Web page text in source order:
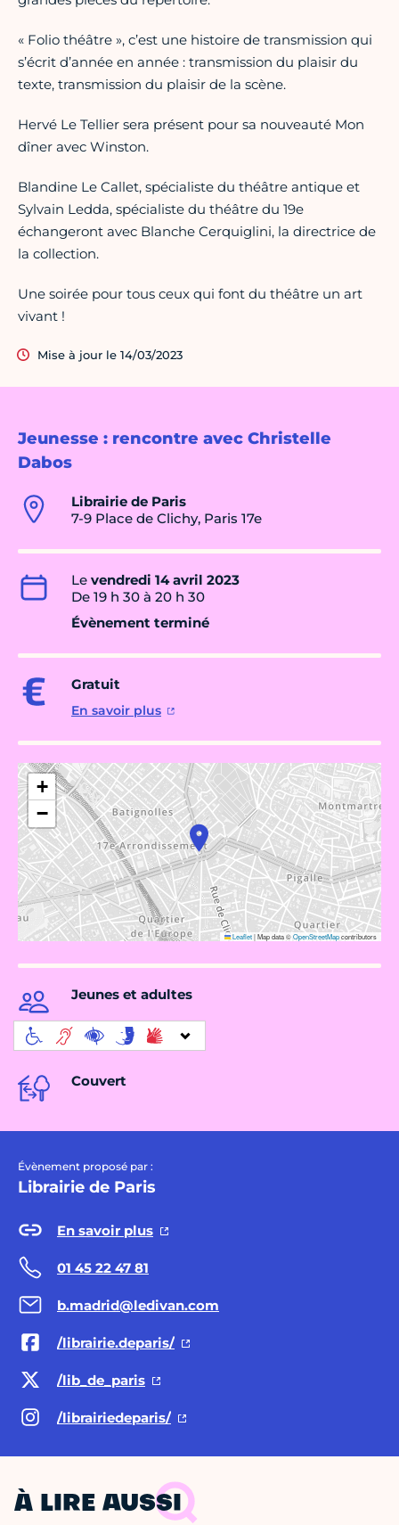
Jeunesse : rencontre avec Christelle
Dabos
Librairie de Paris
7-9 Place de Clichy, Paris 17e
Le vendredi 14 avril 2023
De 19 h 30 à 20 h 30
Évènement terminé
Gratuit
En savoir plus
+
−
Leaflet|Map data ©OpenStreetMapcontributors
Jeunes et adultes
Couvert
Évènement proposé par :
Librairie de Paris
En savoir plus
01 45 22 47 81
b.madrid@ledivan.com
/librairie.deparis/
/lib_de_paris
/librairiedeparis/
« Folio théâtre », c’est une histoire de transmission qui
s’écrit d’année en année : transmission du plaisir du
texte, transmission du plaisir de la scène.
Hervé Le Tellier sera présent pour sa nouveauté Mon
dîner avec Winston.
Blandine Le Callet, spécialiste du théâtre antique et
Sylvain Ledda, spécialiste du théâtre du 19e
échangeront avec Blanche Cerquiglini, la directrice de
la collection.
Une soirée pour tous ceux qui font du théâtre un art
vivant !
Mise à jour le 14/03/2023
À LIRE AUSSI